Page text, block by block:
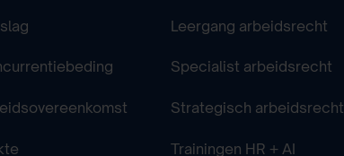
Leergang arbeidsrecht
Specialist arbeidsrecht
Strategisch arbeidsrecht
Trainingen HR + AI